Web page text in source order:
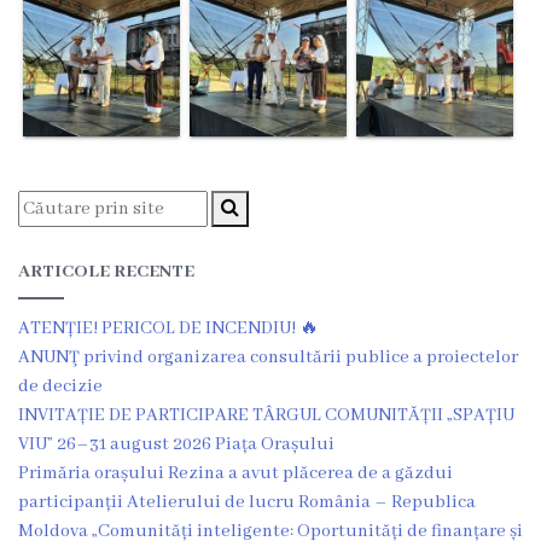
de
construire
eliberate
Comisiei
Situații
Excepționale
a
Republicii
Moldova
Servicii
ARTICOLE RECENTE
ATENȚIE! PERICOL DE INCENDIU! 🔥
ANUNŢ privind organizarea consultării publice a proiectelor
de decizie
INVITAȚIE DE PARTICIPARE TÂRGUL COMUNITĂȚII „SPAȚIU
VIU” 26–31 august 2026 Piața Orașului
Primăria orașului Rezina a avut plăcerea de a găzdui
participanții Atelierului de lucru România – Republica
Moldova „Comunități inteligente: Oportunități de finanțare și